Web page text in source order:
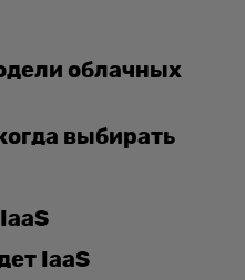
облачных
выбирать
IaaS